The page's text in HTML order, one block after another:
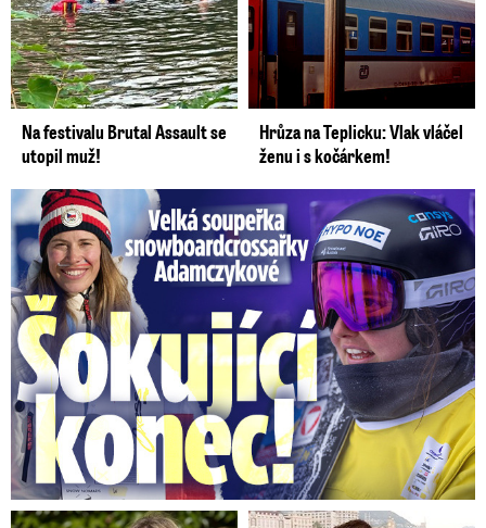
Na festivalu Brutal Assault se
utopil muž!
Hrůza na Teplicku: Vlak vláčel
ženu i s kočárkem!
Velká soupeřka Adamczykové: Šokující konec!